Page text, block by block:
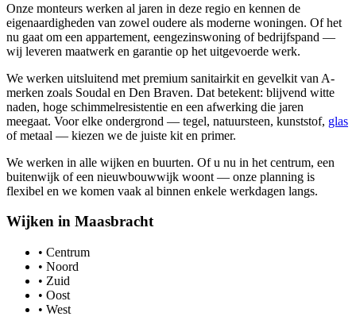
Onze monteurs werken al jaren in deze regio en kennen de
eigenaardigheden van zowel oudere als moderne woningen. Of het
nu gaat om een appartement, eengezinswoning of bedrijfspand —
wij leveren maatwerk en garantie op het uitgevoerde werk.
We werken uitsluitend met premium sanitairkit en gevelkit van A-
merken zoals Soudal en Den Braven. Dat betekent: blijvend witte
naden, hoge schimmelresistentie en een afwerking die jaren
meegaat. Voor elke ondergrond — tegel, natuursteen, kunststof, glas
of metaal — kiezen we de juiste kit en primer.
We werken in alle wijken en buurten. Of u nu in het centrum, een
buitenwijk of een nieuwbouwwijk woont — onze planning is
flexibel en we komen vaak al binnen enkele werkdagen langs.
Wijken in Maasbracht
• Centrum
• Noord
• Zuid
• Oost
• West